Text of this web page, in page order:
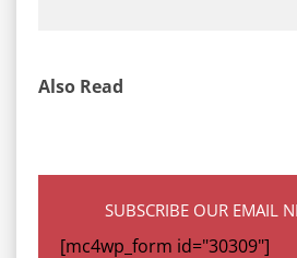
Also Read
SUBSCRIBE OUR EMAIL
[mc4wp_form id="30309"]